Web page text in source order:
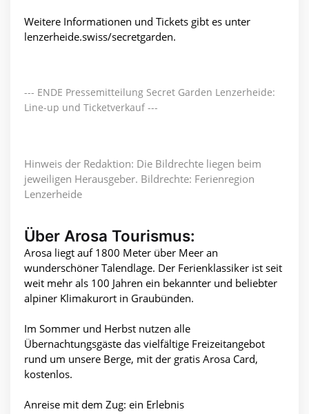
Weitere Informationen und Tickets gibt es unter
lenzerheide.swiss/secretgarden.
--- ENDE Pressemitteilung Secret Garden Lenzerheide:
Line-up und Ticketverkauf ---
Hinweis der Redaktion: Die Bildrechte liegen beim
jeweiligen Herausgeber. Bildrechte: Ferienregion
Lenzerheide
Über Arosa Tourismus:
Arosa liegt auf 1800 Meter über Meer an
wunderschöner Talendlage. Der Ferienklassiker ist seit
weit mehr als 100 Jahren ein bekannter und beliebter
alpiner Klimakurort in Graubünden.
Im Sommer und Herbst nutzen alle
Übernachtungsgäste das vielfältige Freizeitangebot
rund um unsere Berge, mit der gratis Arosa Card,
kostenlos.
Anreise mit dem Zug: ein Erlebnis